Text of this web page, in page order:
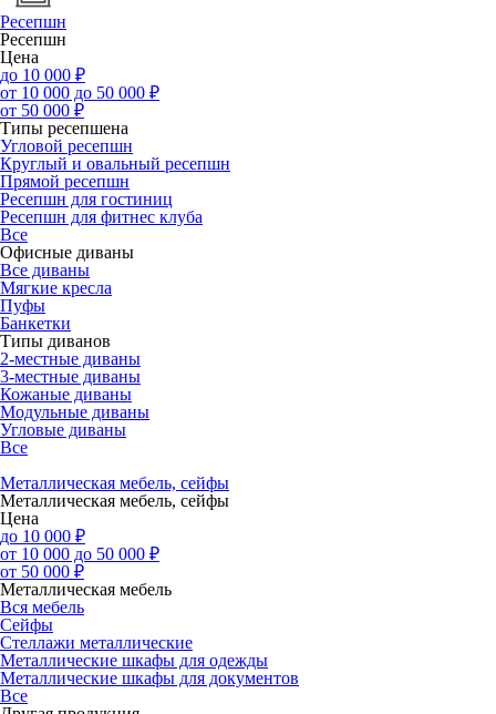
Ресепшн
Ресепшн
Цена
до 10 000 ₽
от 10 000 до 50 000 ₽
от 50 000 ₽
Типы ресепшена
Угловой ресепшн
Круглый и овальный ресепшн
Прямой ресепшн
Ресепшн для гостиниц
Ресепшн для фитнес клуба
Все
Офисные диваны
Все диваны
Мягкие кресла
Пуфы
Банкетки
Типы диванов
2-местные диваны
3-местные диваны
Кожаные диваны
Модульные диваны
Угловые диваны
Все
Металлическая мебель, сейфы
Металлическая мебель, сейфы
Цена
до 10 000 ₽
от 10 000 до 50 000 ₽
от 50 000 ₽
Металлическая мебель
Вся мебель
Сейфы
Стеллажи металлические
Металлические шкафы для одежды
Металлические шкафы для документов
Все